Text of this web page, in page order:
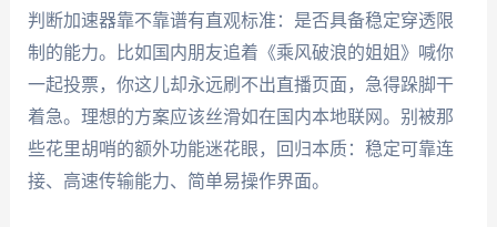
判断加速器靠不靠谱有直观标准：是否具备稳定穿透限
制的能力。比如国内朋友追着《乘风破浪的姐姐》喊你
一起投票，你这儿却永远刷不出直播页面，急得跺脚干
着急。理想的方案应该丝滑如在国内本地联网。别被那
些花里胡哨的额外功能迷花眼，回归本质：稳定可靠连
接、高速传输能力、简单易操作界面。